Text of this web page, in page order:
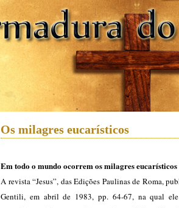
Os milagres eucarísticos
Em todo o mundo ocorrem os milagres eucarísticos
A revista “Jesus”, das Edições Paulinas de Roma,
Gentili, em abril de 1983, pp. 64-67, na qual ele